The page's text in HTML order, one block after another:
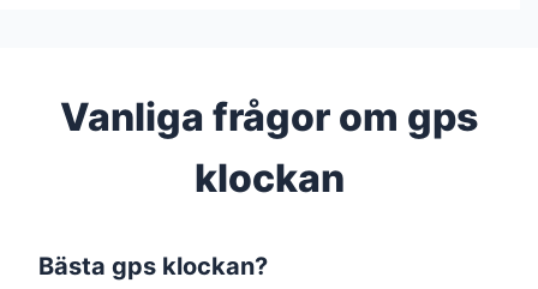
Vanliga frågor om gps
klockan
Bästa gps klockan?